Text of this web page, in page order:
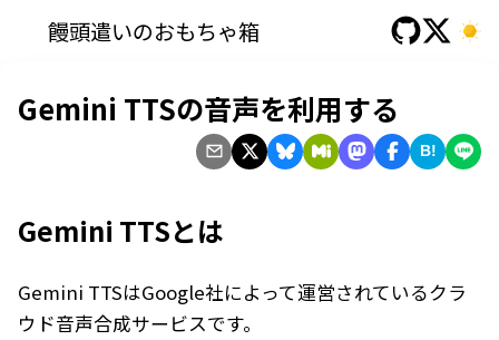
饅頭遣いのおもちゃ箱
Gemini TTSの音声を利用する
B!
Gemini TTSとは
Gemini TTSはGoogle社によって運営されているクラ
ウド音声合成サービスです。